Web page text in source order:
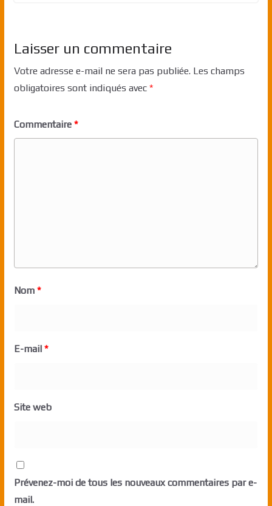
Laisser un commentaire
Votre adresse e-mail ne sera pas publiée. Les champs
obligatoires sont indiqués avec *
Commentaire *
Nom *
E-mail *
Site web
Prévenez-moi de tous les nouveaux commentaires par e-
mail.